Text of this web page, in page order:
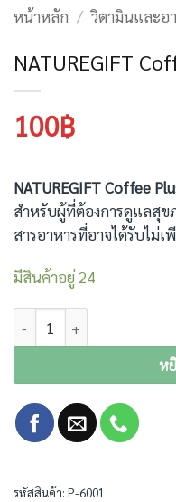
หน้าหลัก / วิตามินและอ
NATUREGIFT
100฿
NATUREGIFT Coffee
สำหรับผู้ที่ต้องการดูแลสุข
สารอาหารที่อาจได้รับไม่
มีสินค้าอยู่ 24
จำนวน NATUREGIFT
ห
รหัสสินค้า: P-6001